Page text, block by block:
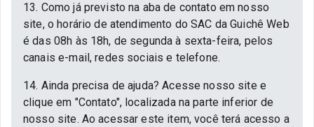
13. Como já previsto na aba de contato em nosso
site, o horário de atendimento do SAC da Guichê Web
é das 08h às 18h, de segunda à sexta-feira, pelos
canais e-mail, redes sociais e telefone.
14. Ainda precisa de ajuda? Acesse nosso site e
clique em "Contato", localizada na parte inferior de
nosso site. Ao acessar este item, você terá acesso a